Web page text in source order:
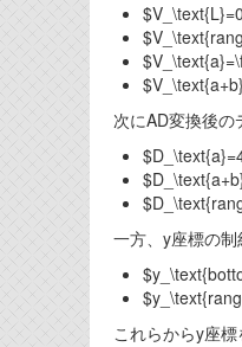
次にAD変換後
一方、y座標の
これらからy座標